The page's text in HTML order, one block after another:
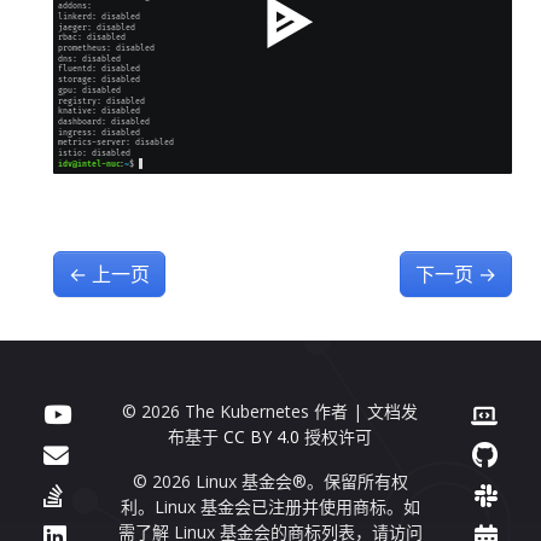
← 上一页 下一页 →
© 2026 The Kubernetes 作者 | 文档发
布基于CC BY 4.0 授权许可
© 2026 Linux 基金会®。保留所有权
利。Linux 基金会已注册并使用商标。如
需了解 Linux 基金会的商标列表，请访问